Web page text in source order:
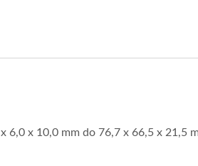
x 10,0 mm do 76,7 x 66,5 x 21,5